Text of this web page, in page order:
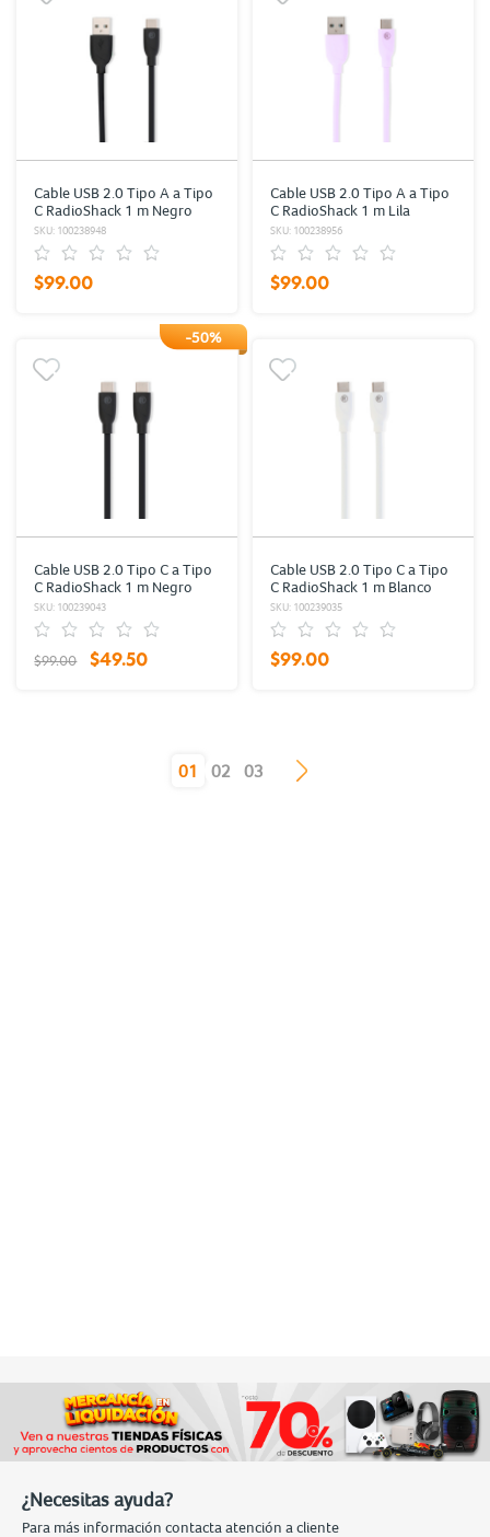
Cable USB 2.0 Tipo A a Tipo
C RadioShack 1 m Negro
SKU: 100238948
$99.00
Cable USB 2.0 Tipo A a Tipo
C RadioShack 1 m Lila
SKU: 100238956
$99.00
-50%
Cable USB 2.0 Tipo C a Tipo
C RadioShack 1 m Negro
SKU: 100239043
$99.00 $49.50
Cable USB 2.0 Tipo C a Tipo
C RadioShack 1 m Blanco
SKU: 100239035
$99.00
01
(current)02 03
¿Necesitas ayuda?
Para más información contacta atención a cliente